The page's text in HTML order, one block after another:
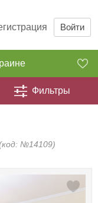
Войти
Фильтры
№14109)